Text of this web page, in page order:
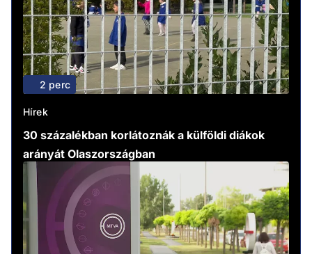
2 perc
Hírek
30 százalékban korlátoznák a külföldi diákok
arányát Olaszországban